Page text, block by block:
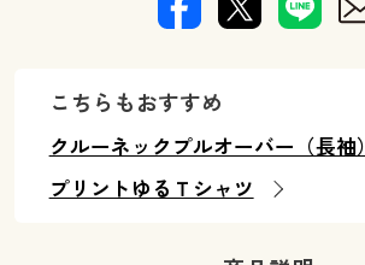
こちらもおすすめ
クルーネックプルオーバー（長袖）
プリントゆるＴシャツ